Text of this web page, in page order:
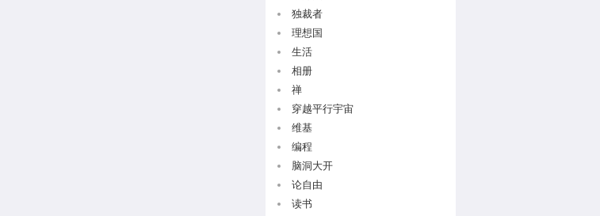
独裁者
理想国
生活
相册
禅
穿越平行宇宙
维基
编程
脑洞大开
论自由
读书